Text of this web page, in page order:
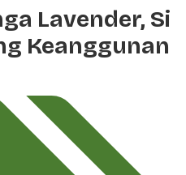
Lavender, Si
Keanggunan